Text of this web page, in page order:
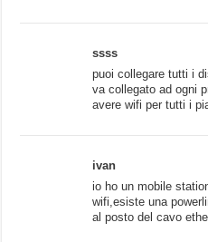
ssss
puoi collegare tutti i
va collegato ad ogni
avere wifi per tutti i
ivan
io ho un mobile
wifi,esiste una
al posto del cavo